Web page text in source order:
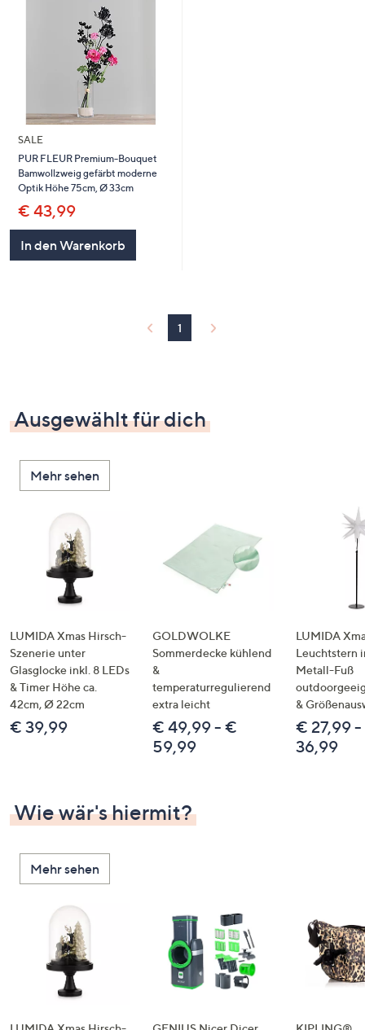
SALE
PUR FLEUR Premium-Bouquet
Bamwollzweig gefärbt moderne
Optik Höhe 75cm, Ø 33cm
€ 43,99
In den Warenkorb
1
Ausgewählt für dich
Mehr sehen
LUMIDA Xmas Hirsch-
Szenerie unter
Glasglocke inkl. 8 LEDs
& Timer Höhe ca.
42cm, Ø 22cm
€ 39,99
GOLDWOLKE
Sommerdecke kühlend
&
temperaturregulierend
extra leicht
€ 49,99 - €
59,99
LUMIDA
Leuchtstern
Metall-Fuß
&
€ 27,99
36,99
Wie wär's hiermit?
Mehr sehen